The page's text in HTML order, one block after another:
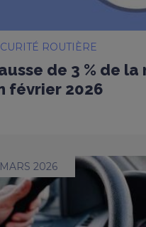
ROUTIÈRE
de 3 % de
février 2026
2026